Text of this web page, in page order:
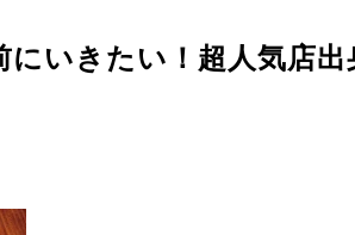
いきたい！超人気店出